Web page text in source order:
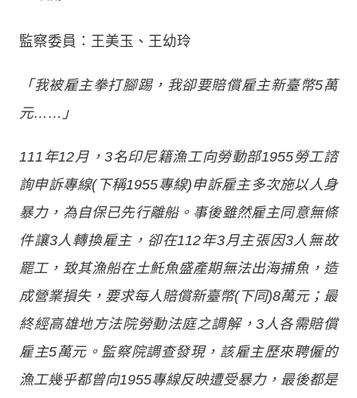
監察委員：王美玉、王幼玲
「我被雇主拳打腳踢，我卻要賠償雇主新臺幣5萬
元……」
111年12月，3名印尼籍漁工向勞動部1955勞工諮
詢申訴專線(下稱1955專線)申訴雇主多次施以人身
暴力，為自保已先行離船。事後雖然雇主同意無條
件讓3人轉換雇主，卻在112年3月主張因3人無故
罷工，致其漁船在土魠魚盛產期無法出海捕魚，造
成營業損失，要求每人賠償新臺幣(下同)8萬元；最
終經高雄地方法院勞動法庭之調解，3人各需賠償
雇主5萬元。監察院調查發現，該雇主歷來聘僱的
漁工幾乎都曾向1955專線反映遭受暴力，最後都是